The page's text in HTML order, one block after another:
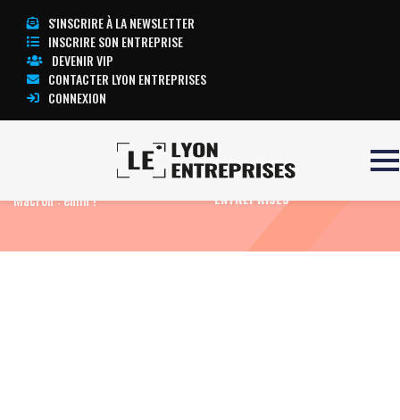
S'INSCRIRE À LA NEWSLETTER
INSCRIRE SON ENTREPRISE
DEVENIR VIP
CONTACTER LYON ENTREPRISES
CONNEXION
Actualité: Edito
Loi
Macron : enfin !
TOUTE L’ACTUALITÉ LYON
ENTREPRISES